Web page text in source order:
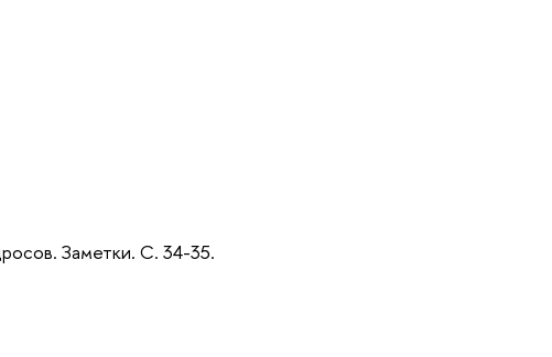
Заметки. С. 34-35.